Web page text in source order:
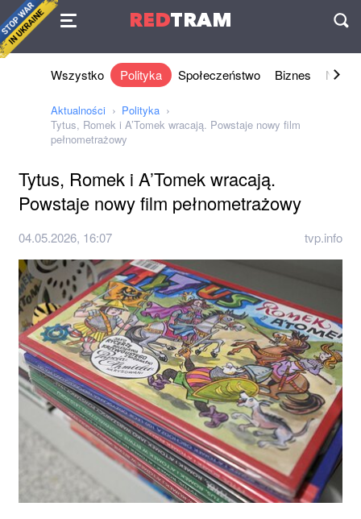
REDTRAM
Umowa
Wszystko Polityka Społeczeństwo Biznes Nauki
Aktualności
Polityka
Tytus, Romek i A’Tomek wracają. Powstaje nowy film
pełnometrażowy
Tytus, Romek i A’Tomek wracają.
Powstaje nowy film pełnometrażowy
04.05.2026, 16:07 tvp.info